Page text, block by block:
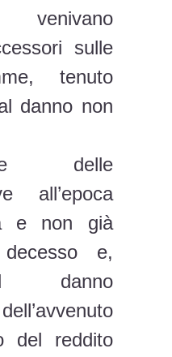
venivano
sulle
tenuto
danno non
delle
all’epoca
e non già
e,
danno
del reddito